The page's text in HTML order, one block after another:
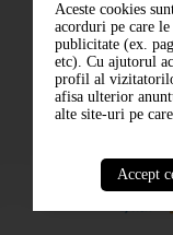
ABONARE
Aceste cookies
acorduri pe care
publicitate (ex.
etc). Cu ajutorul
profil al
afisa ulterior
alte site-uri pe care
Accept